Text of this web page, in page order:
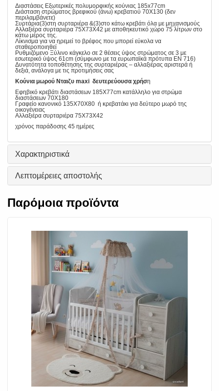
Διαστάσεις Εξωτερικές πολυμορφικής κούνιας 185x77cm
Διάσταση στρώματος βρεφικού (άνω) κρεβατιού 70Χ130 (δεν
περιλαμβάνετε)
Συρτάρια(3)στη συρταριέρα &(3)στο κάτω κρεβάτι όλα με μηχανισμούς
Αλλαξιέρα συρταριέρα 75Χ73Χ42 με αποθηκευτικό χώρο 75 λίτρων στο
κάτω μέρος της.
Λίκνισμα για να ηρεμεί το βρέφος που μπορεί εύκολα να
σταθεροποιηθεί
Ρυθμιζόμενο Ξύλινο κάγκελο σε 2 θέσεις ύψος στρώματος σε 3 με
εσωτερικό ύψος 61cm (σύμφωνο με τα ευρωπαϊκά πρότυπα ΕΝ 716)
Δυνατότητα τοποθέτησης της συρταριέρας – αλλαξιέρας αριστερά ή
δεξιά, ανάλογα με τις προτιμήσεις σας
Κούνια μωρού Νταιζυ maxi δευτερεύουσα χρήση
Εφηβικό κρεβάτι διαστάσεων 185Χ77cm κατάλληλο για στρώμα
διαστάσεων 70Χ180
Γραφείο κανονικό 135Χ70Χ80 ή κρεβατάκι για δεύτερο μωρό της
οικογένειας
Αλλαξιέρα συρταριέρα 75Χ73Χ42
χρόνος παράδοσης 45 ημέρες
Χαρακτηριστικά
Λεπτομέρειες αποστολής
Παρόμοια προϊόντα